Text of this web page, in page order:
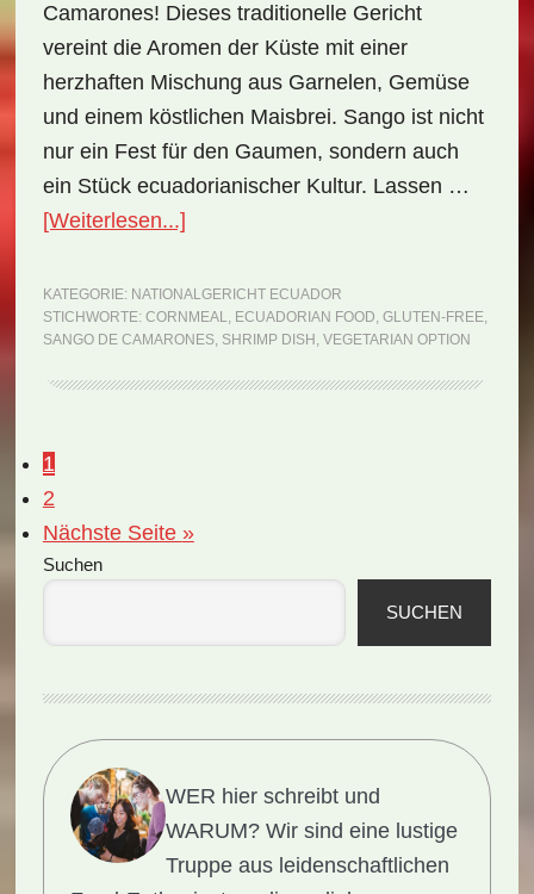
Camarones! Dieses traditionelle Gericht
vereint die Aromen der Küste mit einer
herzhaften Mischung aus Garnelen, Gemüse
und einem köstlichen Maisbrei. Sango ist nicht
nur ein Fest für den Gaumen, sondern auch
ein Stück ecuadorianischer Kultur. Lassen …
[Weiterlesen...]ÜberNationalgericht
Sango
de
(Rezept)
KATEGORIE: NATIONALGERICHT ECUADOR
STICHWORTE: CORNMEAL, ECUADORIAN FOOD, GLUTEN-FREE,
SANGO DE CAMARONES, SHRIMP DISH , VEGETARIAN OPTION
Seite
1
Seite
2
Nächste Seite aufrufen
»
Seitenspalte
Suchen
SUCHEN
WER hier schreibt und
WARUM? Wir sind eine lustige
Truppe aus leidenschaftlichen